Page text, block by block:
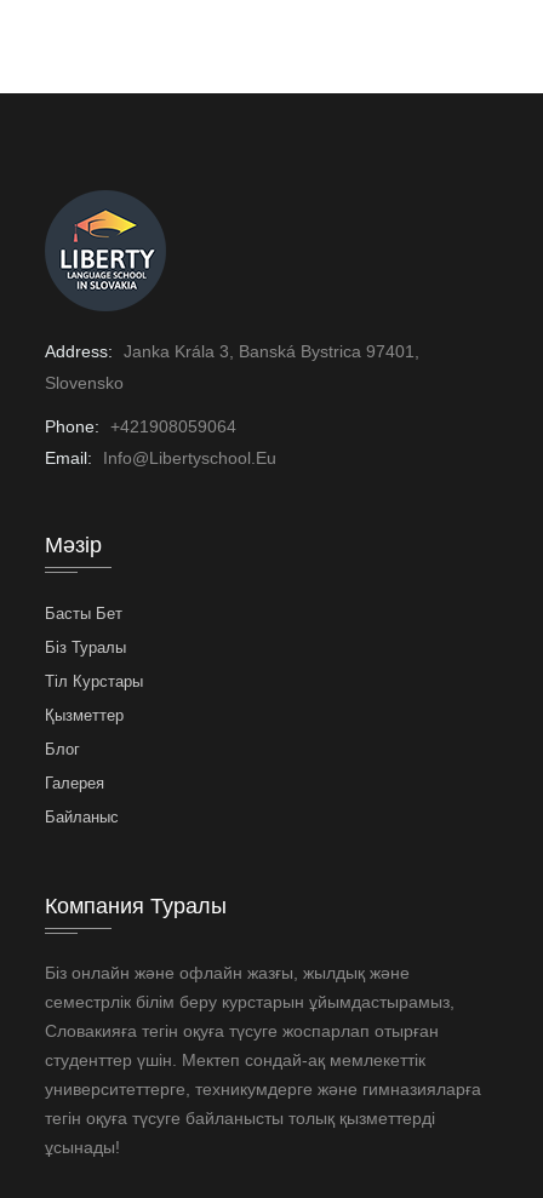
Address:
Janka Krála 3, Banská Bystrica 97401,
Slovensko
Phone:
+421908059064
Email:
Info@libertyschool.eu
Мәзір
Басты Бет
Біз Туралы
Тіл Курстары
Қызметтер
Блог
Галерея
Байланыс
Компания Туралы
Біз онлайн және офлайн жазғы, жылдық және
семестрлік білім беру курстарын ұйымдастырамыз,
Словакияға тегін оқуға түсуге жоспарлап отырған
студенттер үшін. Мектеп сондай-ақ мемлекеттік
университеттерге, техникумдерге және гимназияларға
тегін оқуға түсуге байланысты толық қызметтерді
ұсынады!